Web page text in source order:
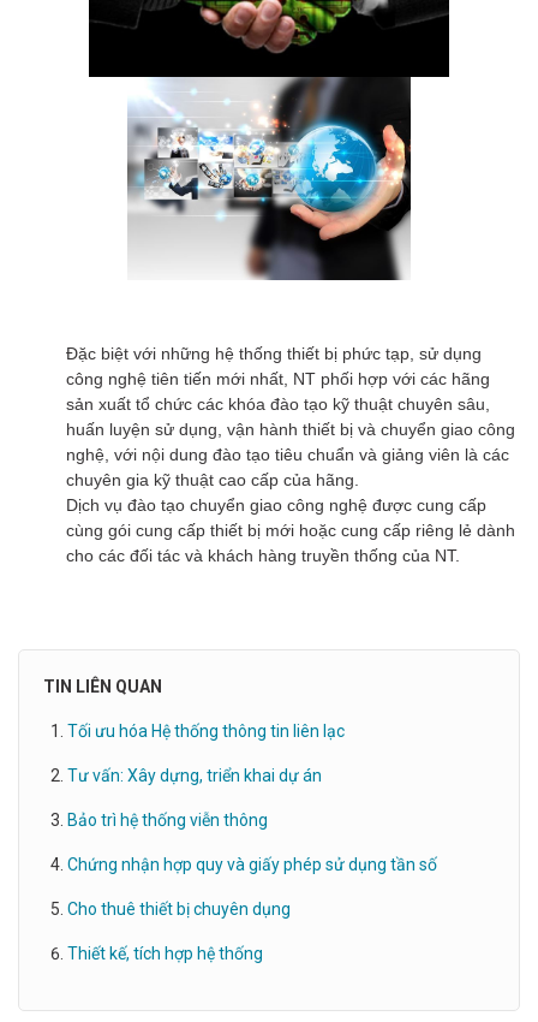
Đặc biệt với những hệ thống thiết bị phức tạp, sử dụng
công nghệ tiên tiến mới nhất, NT phối hợp với các hãng
sản xuất tổ chức các khóa đào tạo kỹ thuật chuyên sâu,
huấn luyện sử dụng, vận hành thiết bị và chuyển giao công
nghệ, với nội dung đào tạo tiêu chuẩn và giảng viên là các
chuyên gia kỹ thuật cao cấp của hãng.
Dịch vụ đào tạo chuyển giao công nghệ được cung cấp
cùng gói cung cấp thiết bị mới hoặc cung cấp riêng lẻ dành
cho các đối tác và khách hàng truyền thống của NT.
TIN LIÊN QUAN
Tối ưu hóa Hệ thống thông tin liên lạc
Tư vấn: Xây dựng, triển khai dự án
Bảo trì hệ thống viễn thông
Chứng nhận hợp quy và giấy phép sử dụng tần số
Cho thuê thiết bị chuyên dụng
Thiết kế, tích hợp hệ thống